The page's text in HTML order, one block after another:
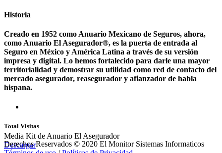
Historia
Creado en 1952 como Anuario Mexicano de Seguros, ahora,
como Anuario El Asegurador®, es la puerta de entrada al
Seguro en México y América Latina a través de su versión
impresa y digital. Lo hemos fortalecido para darle una mayor
territorialidad y demostrar su utilidad como red de contacto del
mercado asegurador, reasegurador y afianzador de habla
hispana.
Total Visitas
Media Kit de Anuario El Asegurador
Descargar
Derechos Reservados © 2020 El Monitor Sistemas Informaticos